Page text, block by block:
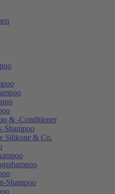
& -Conditioner
Shampoo
Silikone & Co.
Shampoo